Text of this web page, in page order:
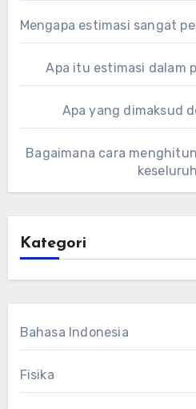
Mengapa estimasi sangat
Apa itu estimasi dalam
Apa yang dimaksud
Bagaimana cara
Kategori
Bahasa Indonesia
Fisika